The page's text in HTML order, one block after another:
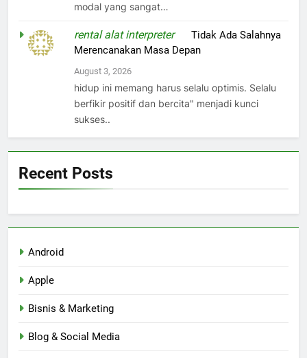
modal yang sangat…
rental alat interpreteronTidak Ada Salahnya
Merencanakan Masa Depan
August 3, 2026
hidup ini memang harus selalu optimis. Selalu
berfikir positif dan bercita" menjadi kunci
sukses..
Recent Posts
Android
Apple
Bisnis & Marketing
Blog & Social Media